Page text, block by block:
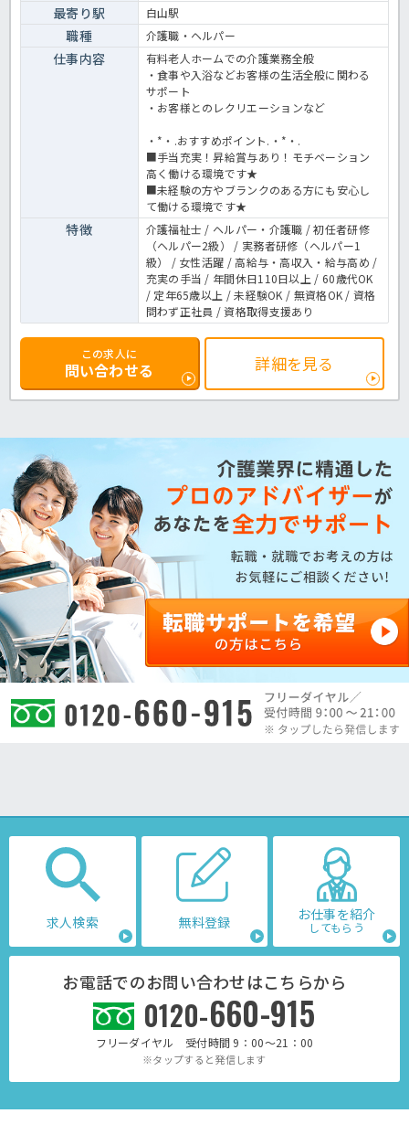
最寄り駅 白山駅
職種 介護職・ヘルパー
仕事内容
有料老人ホームでの介護業務全般
・食事や入浴などお客様の生活全般に関わる
サポート
・お客様とのレクリエーションなど
・*・.おすすめポイント.・*・.
■手当充実！昇給賞与あり！モチベーション
高く働ける環境です★
■未経験の方やブランクのある方にも安心し
て働ける環境です★
特徴
介護福祉士 / ヘルパー・介護職 / 初任者研修
（ヘルパー2級） / 実務者研修（ヘルパー1
級） / 女性活躍 / 高給与・高収入・給与高め /
充実の手当 / 年間休日110日以上 / 60歳代OK
/ 定年65歳以上 / 未経験OK / 無資格OK / 資格
問わず正社員 / 資格取得支援あり
この求人に
問い合わせる 詳細を見る
求人検索 無料登録 お仕事を紹介
してもらう
お電話でのお問い合わせはこちらから
0120-660-915
フリーダイヤル 受付時間 9：00～21：00
※タップすると発信します